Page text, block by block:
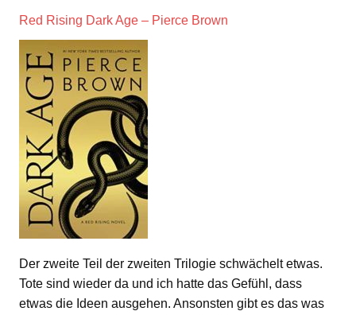
Red Rising Dark Age – Pierce Brown
Der zweite Teil der zweiten Trilogie schwächelt etwas.
Tote sind wieder da und ich hatte das Gefühl, dass
etwas die Ideen ausgehen. Ansonsten gibt es das was